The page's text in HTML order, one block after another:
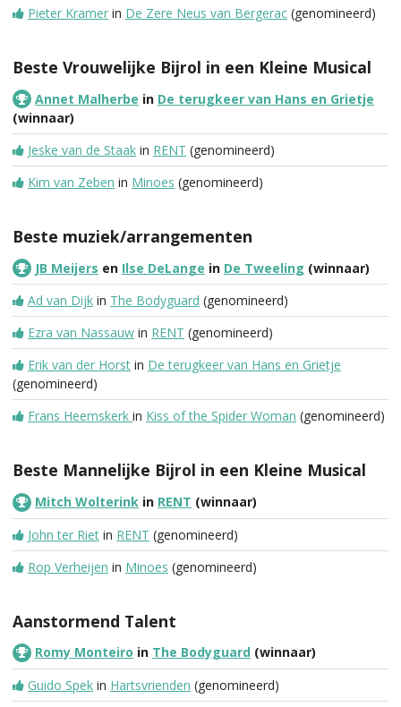
Pieter Kramer in De Zere Neus van Bergerac (genomineerd)
Beste Vrouwelijke Bijrol in een Kleine Musical
Annet Malherbe in De terugkeer van Hans en Grietje
(winnaar)
Jeske van de Staak in RENT (genomineerd)
Kim van Zeben in Minoes (genomineerd)
Beste muziek/arrangementen
JB Meijers en Ilse DeLange in De Tweeling (winnaar)
Ad van Dijk in The Bodyguard (genomineerd)
Ezra van Nassauw in RENT (genomineerd)
Erik van der Horst in De terugkeer van Hans en Grietje
(genomineerd)
Frans Heemskerk in Kiss of the Spider Woman (genomineerd)
Beste Mannelijke Bijrol in een Kleine Musical
Mitch Wolterink in RENT (winnaar)
John ter Riet in RENT (genomineerd)
Rop Verheijen in Minoes (genomineerd)
Aanstormend Talent
Romy Monteiro in The Bodyguard (winnaar)
Guido Spek in Hartsvrienden (genomineerd)